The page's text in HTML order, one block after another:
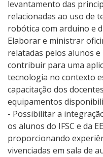
levantamento das
relacionadas ao uso de
robótica com arduino e
Elaborar e ministrar
relatadas pelos alunos
contribuir para uma
tecnologia no contexto
capacitação dos
equipamentos
- Possibilitar a
os alunos do IFSC e da
proporcionando
vivenciadas em sala de